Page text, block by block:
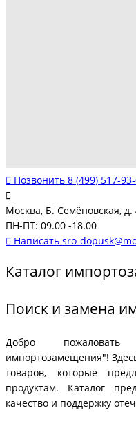
Позвонить 8 (499) 517-
Москва, Б. Семёновская, д.
ПН-ПТ: 09.00 -18.00
Написать sro-
Каталог
Поиск и замена
Добро
импортозамещения"!
товаров, которые
продуктам. Каталог
качество и поддержку